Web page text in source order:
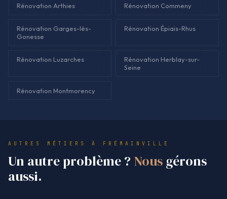
Rénovation Arthies Rénovation Commeny
Rénovation Garges-lès-
Gonesse
Rénovation Épiais-Rhus
Rénovation Luzarches
Rénovation Herblay-sur-
Seine
Rénovation Montmorency
AUTRES MÉTIERS À FRÉMAINVILLE
Un autre problème ? Nous gérons
aussi.